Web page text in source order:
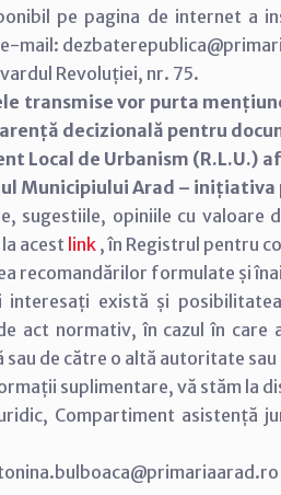
pe pagina de internet a
mail:
Revoluției, nr. 75.
transmise vor purta
decizională pentru
Local de Urbanism
Municipiului Arad – inițiativa
sugestiile, opiniile cu valoare
acest link , în Registrul pentru
recomandărilor formulate și
interesați există și
act normativ, în cazul în care
de către o altă autoritate
suplimentare, vă stăm la
Compartiment asistență